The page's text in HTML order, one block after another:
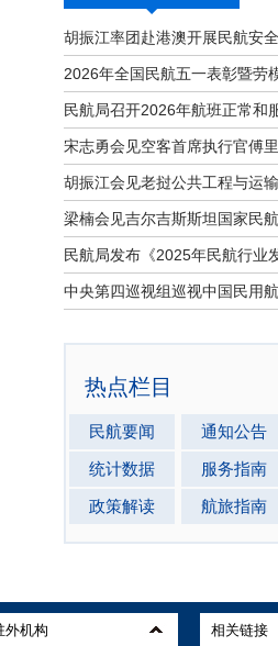
宋志勇会见空客首席执行官傅里
热点栏目
民航要闻 通知公告
统计数据
服务指南
政策解读
航旅指南